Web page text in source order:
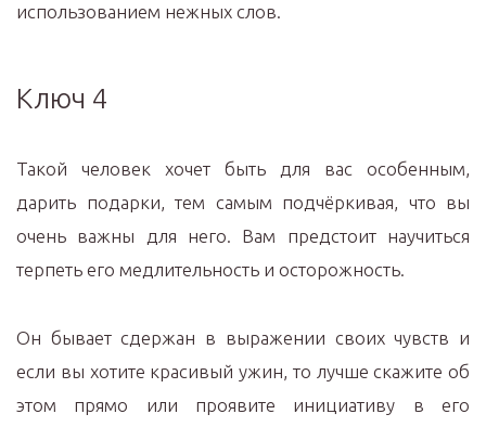
использованием нежных слов.
Ключ 4
Такой человек хочет быть для вас особенным,
дарить подарки, тем самым подчёркивая, что вы
очень важны для него. Вам предстоит научиться
терпеть его медлительность и осторожность.
Он бывает сдержан в выражении своих чувств и
если вы хотите красивый ужин, то лучше скажите об
этом прямо или проявите инициативу в его